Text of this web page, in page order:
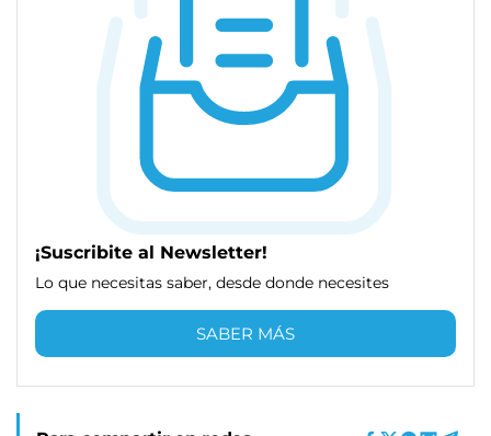
¡Suscribite al Newsletter!
Lo que necesitas saber, desde donde necesites
SABER MÁS